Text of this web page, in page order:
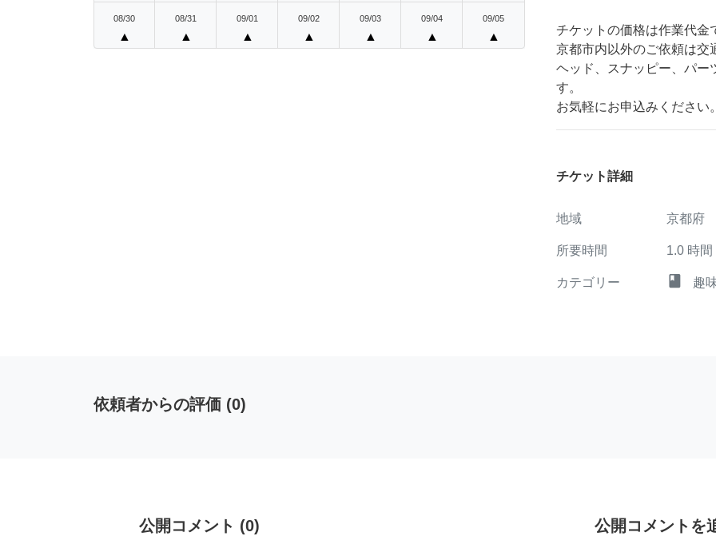
08/30
▲
08/31
▲
09/01
▲
09/02
▲
09/03
▲
09/04
▲
09/05
▲
チケットの価格は作業代金
京都市内以外のご依頼は交
ヘッド、スナッピー、パー
す。
お気軽にお申込みください。
チケット詳細
地域 京都府
所要時間 1.0 時間
カテゴリー class 趣
依頼者からの評価 (0)
公開コメント (0) 公開コメントを